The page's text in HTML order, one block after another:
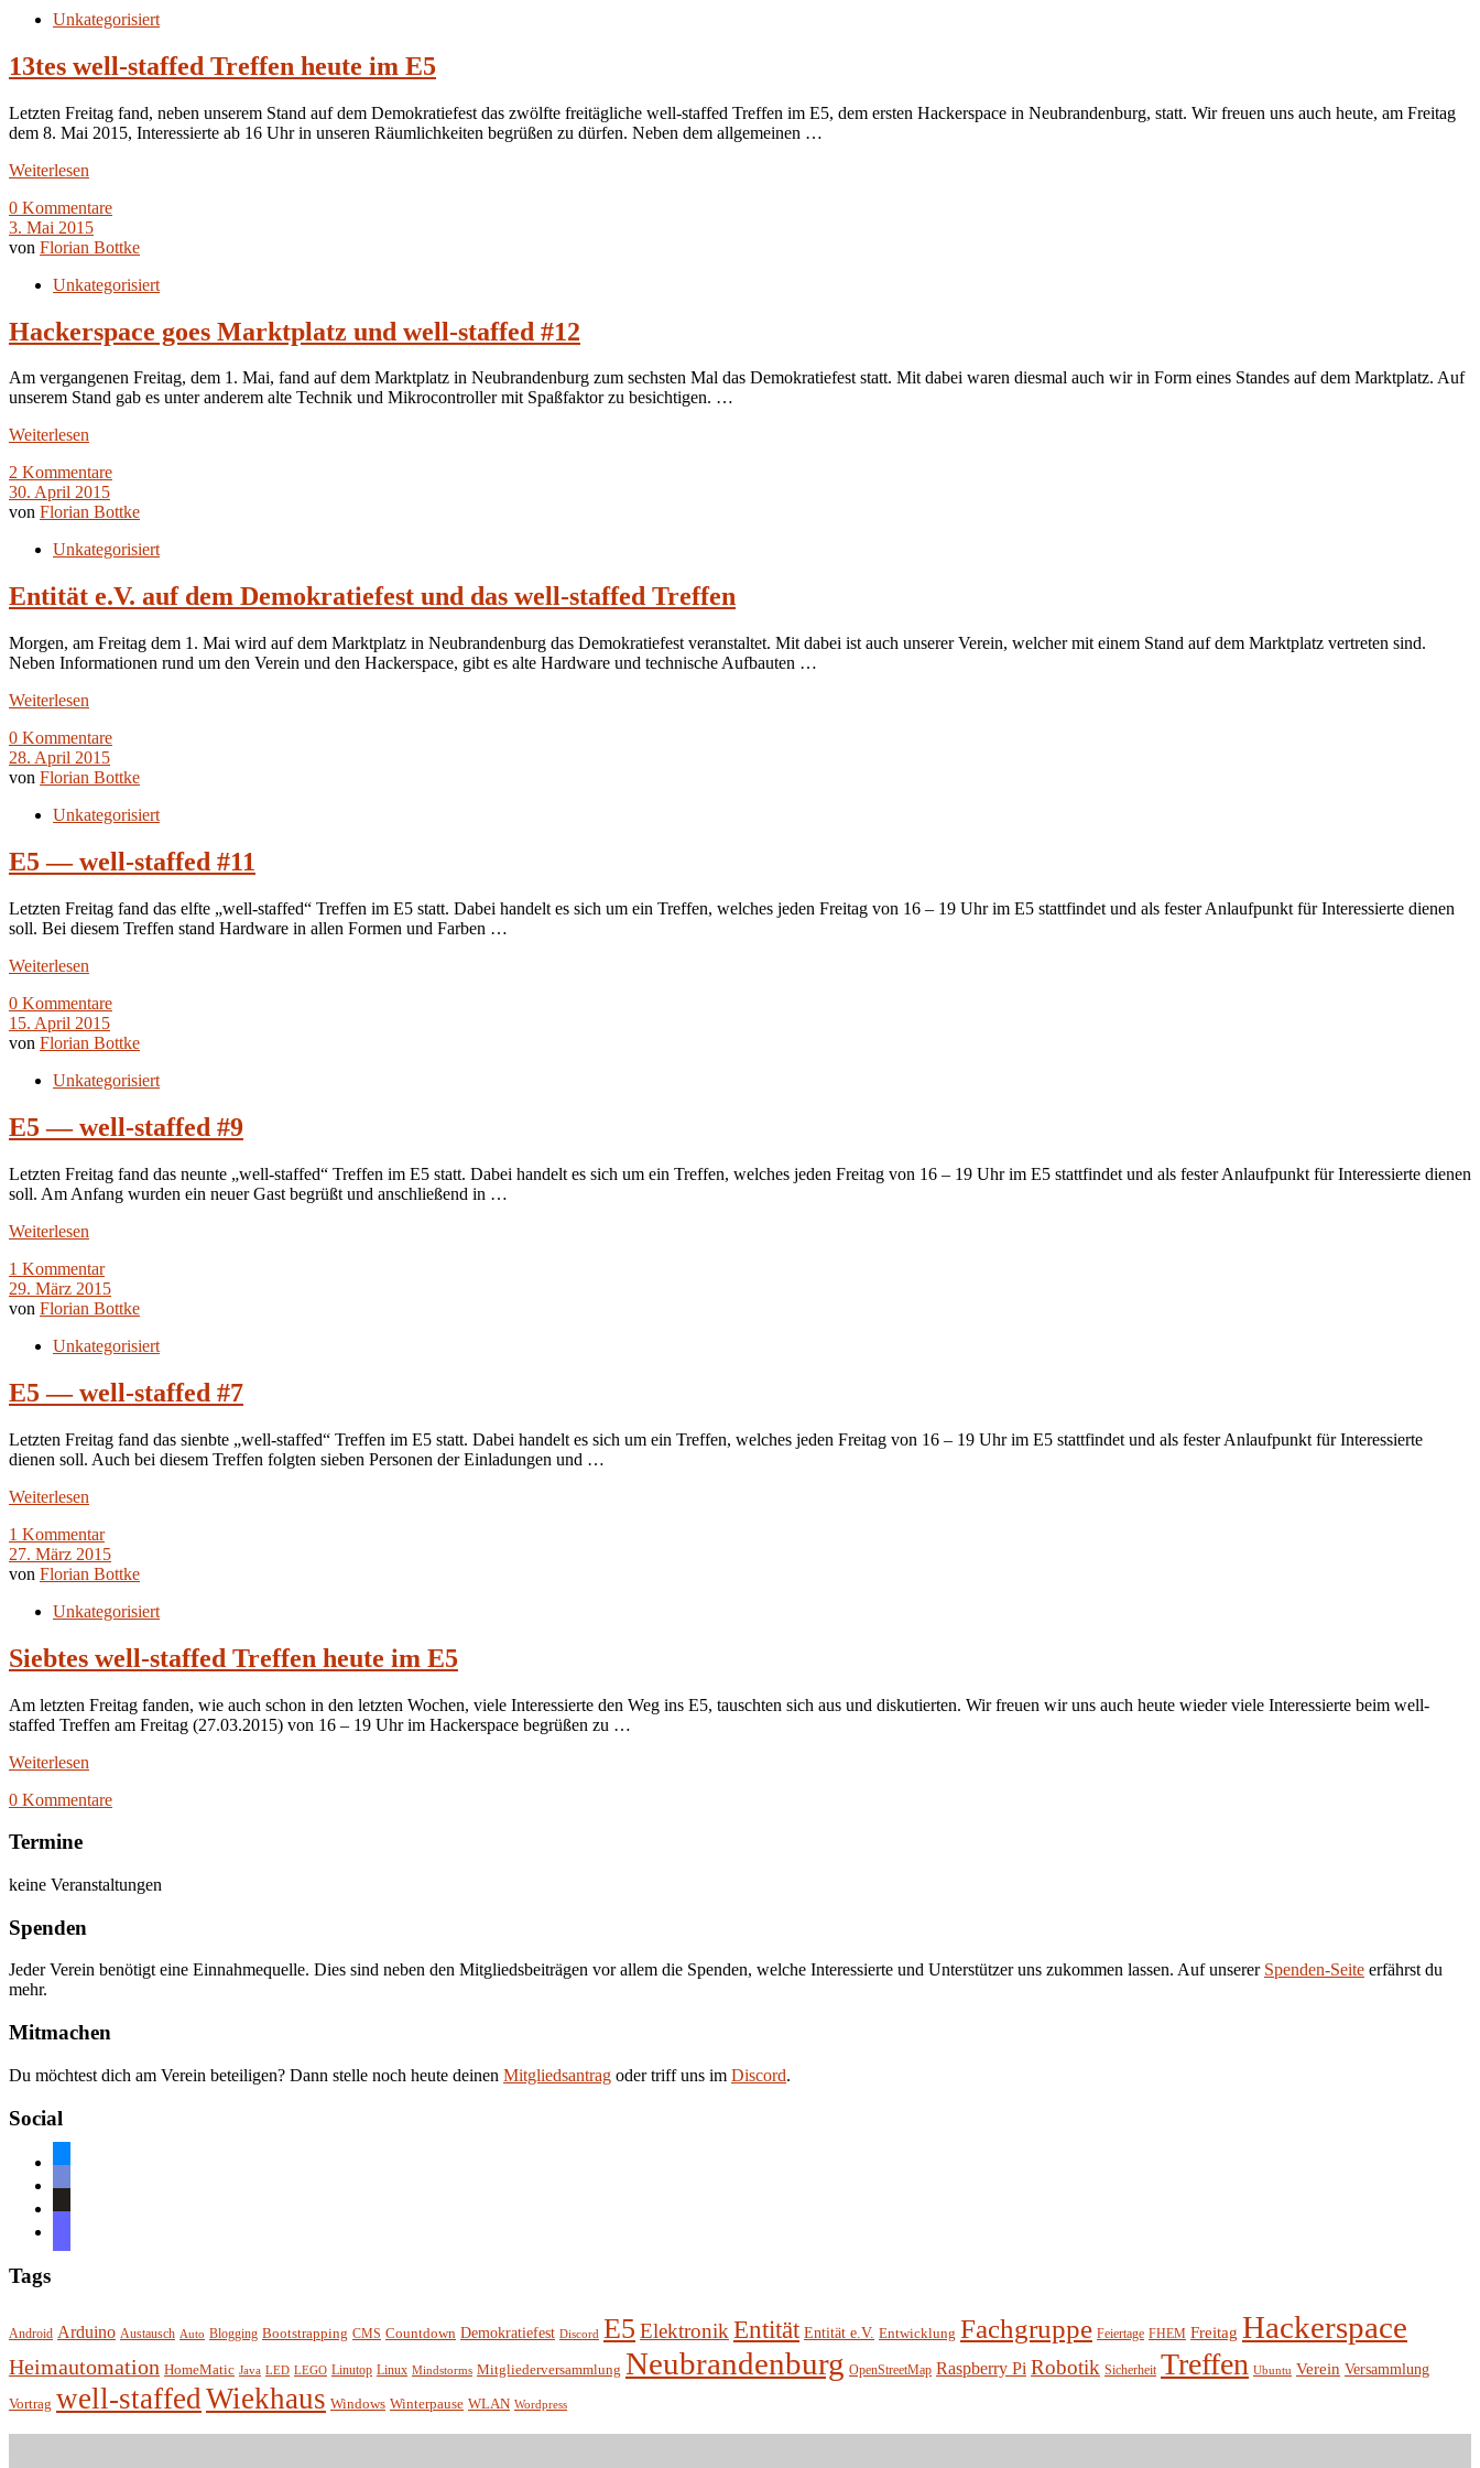
Unkategorisiert
13tes well-staffed Treffen heute im E5
Letzten Freitag fand, neben unserem Stand auf dem Demokratiefest das zwölfte freitägliche well-staffed Treffen im E5, dem ersten Hackerspace in Neubrandenburg, statt. Wir freuen uns auch heute, am Freitag
dem 8. Mai 2015, Interessierte ab 16 Uhr in unseren Räumlichkeiten begrüßen zu dürfen. Neben dem allgemeinen …
Weiterlesen
0 Kommentare
3. Mai 2015
von Florian Bottke
Unkategorisiert
Hackerspace goes Marktplatz und well-staffed #12
Am vergangenen Freitag, dem 1. Mai, fand auf dem Marktplatz in Neubrandenburg zum sechsten Mal das Demokratiefest statt. Mit dabei waren diesmal auch wir in Form eines Standes auf dem Marktplatz. Auf
unserem Stand gab es unter anderem alte Technik und Mikrocontroller mit Spaßfaktor zu besichtigen. …
Weiterlesen
2 Kommentare
30. April 2015
von Florian Bottke
Unkategorisiert
Entität e.V. auf dem Demokratiefest und das well-staffed Treffen
Morgen, am Freitag dem 1. Mai wird auf dem Marktplatz in Neubrandenburg das Demokratiefest veranstaltet. Mit dabei ist auch unserer Verein, welcher mit einem Stand auf dem Marktplatz vertreten sind.
Neben Informationen rund um den Verein und den Hackerspace, gibt es alte Hardware und technische Aufbauten …
Weiterlesen
0 Kommentare
28. April 2015
von Florian Bottke
Unkategorisiert
E5 — well-staffed #11
Letzten Freitag fand das elfte „well-staffed“ Treffen im E5 statt. Dabei handelt es sich um ein Treffen, welches jeden Freitag von 16 – 19 Uhr im E5 stattfindet und als fester Anlaufpunkt für Interessierte dienen
soll. Bei diesem Treffen stand Hardware in allen Formen und Farben …
Weiterlesen
0 Kommentare
15. April 2015
von Florian Bottke
Unkategorisiert
E5 — well-staffed #9
Letzten Freitag fand das neunte „well-staffed“ Treffen im E5 statt. Dabei handelt es sich um ein Treffen, welches jeden Freitag von 16 – 19 Uhr im E5 stattfindet und als fester Anlaufpunkt für Interessierte dienen
soll. Am Anfang wurden ein neuer Gast begrüßt und anschließend in …
Weiterlesen
1 Kommentar
29. März 2015
von Florian Bottke
Unkategorisiert
E5 — well-staffed #7
Letzten Freitag fand das sienbte „well-staffed“ Treffen im E5 statt. Dabei handelt es sich um ein Treffen, welches jeden Freitag von 16 – 19 Uhr im E5 stattfindet und als fester Anlaufpunkt für Interessierte
dienen soll. Auch bei diesem Treffen folgten sieben Personen der Einladungen und …
Weiterlesen
1 Kommentar
27. März 2015
von Florian Bottke
Unkategorisiert
Siebtes well-staffed Treffen heute im E5
Am letzten Freitag fanden, wie auch schon in den letzten Wochen, viele Interessierte den Weg ins E5, tauschten sich aus und diskutierten. Wir freuen wir uns auch heute wieder viele Interessierte beim well-
staffed Treffen am Freitag (27.03.2015) von 16 – 19 Uhr im Hackerspace begrüßen zu …
Weiterlesen
0 Kommentare
Termine
keine Veranstaltungen
Spenden
Jeder Verein benötigt eine Einnahmequelle. Dies sind neben den Mitgliedsbeiträgen vor allem die Spenden, welche Interessierte und Unterstützer uns zukommen lassen. Auf unserer Spenden-Seite erfährst du
mehr.
Mitmachen
Du möchtest dich am Verein beteiligen? Dann stelle noch heute deinen Mitgliedsantrag oder triff uns im Discord.
Social
Tags
Android Arduino Austausch Auto Blogging Bootstrapping CMS Countdown Demokratiefest Discord E5 Elektronik Entität Entität e.V. Entwicklung Fachgruppe Feiertage FHEM Freitag Hackerspace
Heimautomation HomeMatic Java LED LEGO Linutop Linux Mindstorms Mitgliederversammlung Neubrandenburg OpenStreetMap Raspberry Pi Robotik Sicherheit Treffen Ubuntu Verein Versammlung
Vortrag well-staffed Wiekhaus Windows Winterpause WLAN Wordpress